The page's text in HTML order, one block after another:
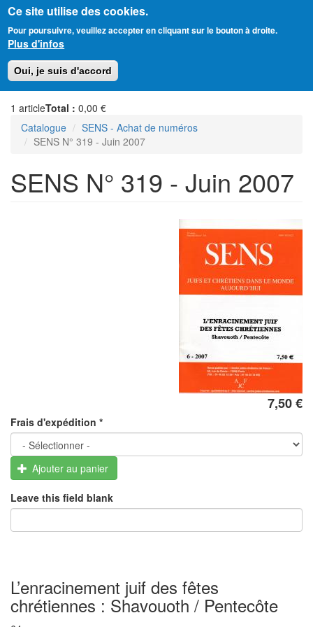
Ce site utilise des cookies.
Pour poursuivre, veuillez accepter en cliquant sur le bouton à droite.
Plus d'infos
Oui, je suis d'accord
au
contenu
principal
Amitié Judéo-Chrétienne de France
1 articleTotal : 0,00 €
Catalogue
SENS - Achat de numéros
SENS N° 319 - Juin 2007
SENS N° 319 - Juin 2007
7,50 €
Frais d'expédition *
Ajouter au panier
Leave this field blank
L’enracinement juif des fêtes
chrétiennes : Shavouoth / Pentecôte